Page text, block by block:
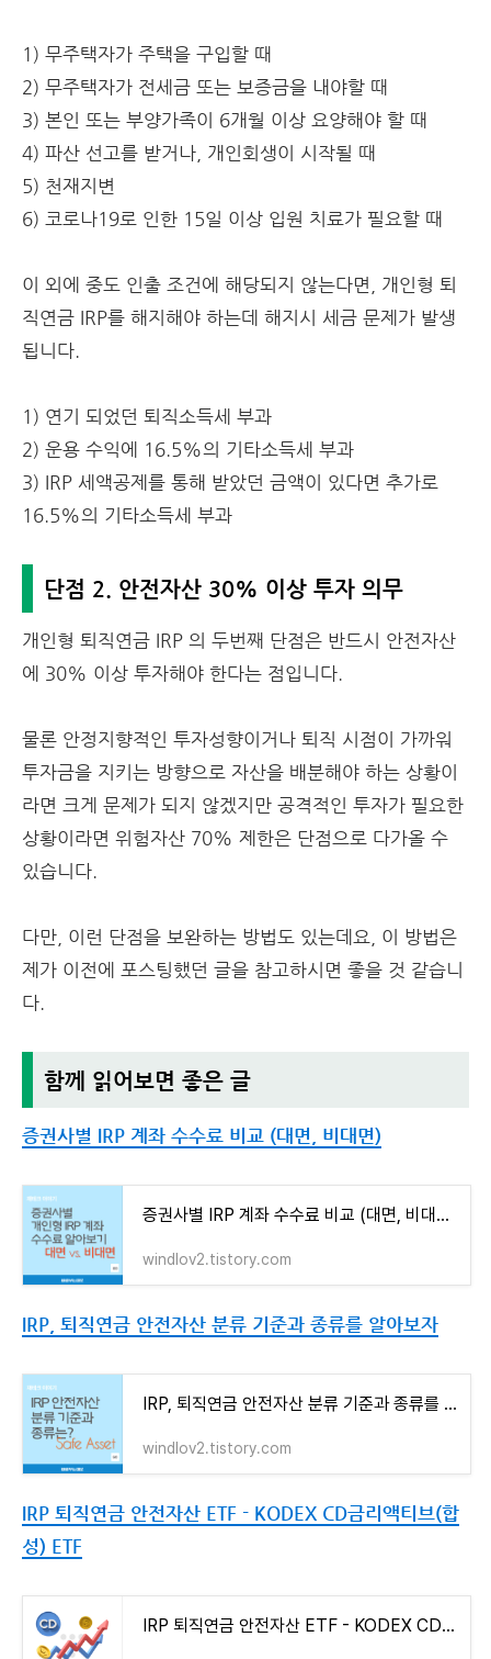
1) 무주택자가 주택을 구입할 때
2) 무주택자가 전세금 또는 보증금을 내야할 때
3) 본인 또는 부양가족이 6개월 이상 요양해야 할 때
4) 파산 선고를 받거나, 개인회생이 시작될 때
5) 천재지변
6) 코로나19로 인한 15일 이상 입원 치료가 필요할 때
이 외에 중도 인출 조건에 해당되지 않는다면, 개인형 퇴
직연금 IRP를 해지해야 하는데 해지시 세금 문제가 발생
됩니다.
1) 연기 되었던 퇴직소득세 부과
2) 운용 수익에 16.5%의 기타소득세 부과
3) IRP 세액공제를 통해 받았던 금액이 있다면 추가로
16.5%의 기타소득세 부과
단점 2. 안전자산 30% 이상 투자 의무
개인형 퇴직연금 IRP 의 두번째 단점은 반드시 안전자산
에 30% 이상 투자해야 한다는 점입니다.
물론 안정지향적인 투자성향이거나 퇴직 시점이 가까워
투자금을 지키는 방향으로 자산을 배분해야 하는 상황이
라면 크게 문제가 되지 않겠지만 공격적인 투자가 필요한
상황이라면 위험자산 70% 제한은 단점으로 다가올 수
있습니다.
다만, 이런 단점을 보완하는 방법도 있는데요, 이 방법은
제가 이전에 포스팅했던 글을 참고하시면 좋을 것 같습니
다.
함께 읽어보면 좋은 글
증권사별 IRP 계좌 수수료 비교 (대면, 비대면)
증권사별 IRP 계좌 수수료 비교 (대면, 비대면)
windlov2.tistory.com
IRP, 퇴직연금 안전자산 분류 기준과 종류를 알아보자
IRP, 퇴직연금 안전자산 분류 기준과 종류를 알아보자
windlov2.tistory.com
IRP 퇴직연금 안전자산 ETF - KODEX CD금리액티브(합
성) ETF
IRP 퇴직연금 안전자산 ETF - KODEX CD금리액티브(합성) ETF